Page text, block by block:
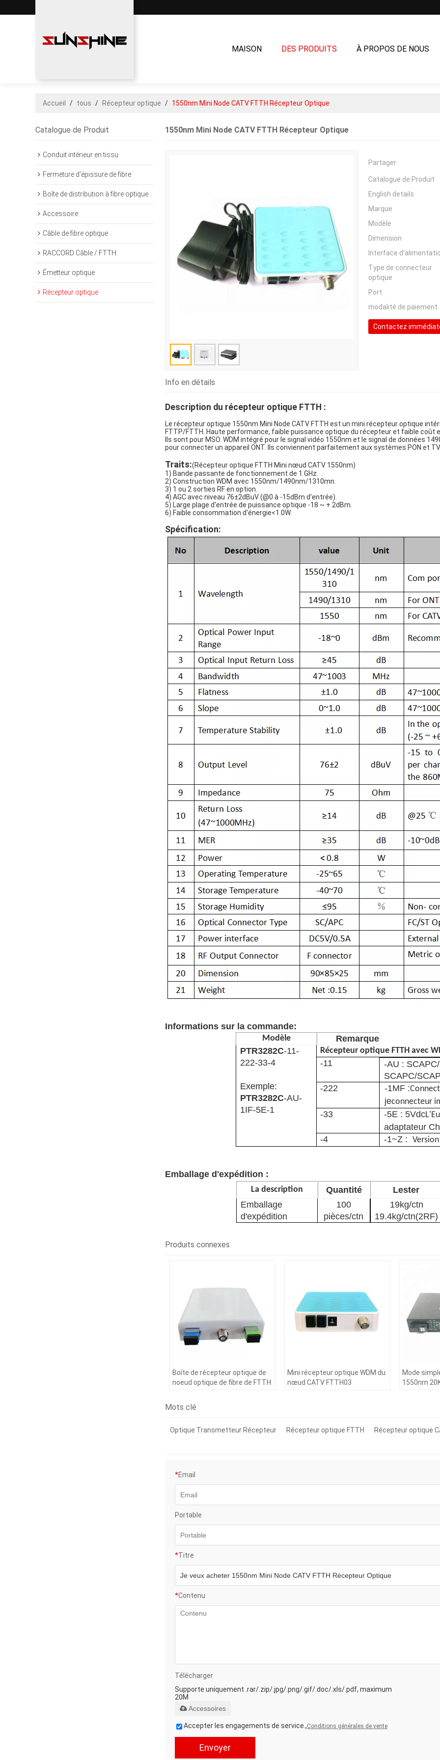
MAISON DES PRODUITS À PROPOS DE NOUS
Accueil / tous / Récepteur optique / 1550nm Mini Node CATV FTTH Récepteur Optique
Catalogue de Produit
Conduit intérieur en tissu
Fermeture d'épissure de fibre
Boîte de distribution à fibre optique
Accessoire
Câble de fibre optique
RACCORD Câble / FTTH
Émetteur optique
Récepteur optique
1550nm Mini Node CATV FTTH Récepteur Optique
Partager
Catalogue de Produit
English details
Marque
Modèle
Dimension
Interface
Type de connecteur
optique
Port
modalité de paiement
Contactez
Info en détails
Description du récepteur optique FTTH :
Le récepteur optique 1550nm Mini Node CATV FTTH est un mini récepteur optique
FTTP/FTTH. Haute performance, faible puissance optique du récepteur et faible coût
Ils sont pour MSO. WDM intégré pour le signal vidéo 1550nm et le signal de données
pour connecter un appareil ONT. Ils conviennent parfaitement aux systèmes PON et
Traits:(Récepteur optique FTTH Mini nœud CATV 1550nm)
1) Bande passante de fonctionnement de 1 GHz.
2) Construction WDM avec 1550nm/1490nm/1310mn.
3) 1 ou 2 sorties RF en option.
4) AGC avec niveau 76±2dBuV (@0 à -15dBm d'entrée).
5) Large plage d'entrée de puissance optique -18 ~ + 2dBm.
6) Faible consommation d'énergie<1.0W.
Spécification:
Informations sur la commande:
Modèle
Remarque
PTR3282C-11-
222-33-4
Exemple:
PTR3282C-AU-
1IF-5E-1
Récepteur optique FTTH avec
-11
-AU :
SCAPC/
-222
-1MF :
jeconnecteur
-33 -5E : 5Vdc
adaptateur
-4
-1~Z :
Emballage d'expédition :
La description Quantité
Lester
Emballage
d'expédition
100
pièces/ctn
19kg/ctn
19.4kg/ctn(2RF)
Produits connexes
Boîte de récepteur optique de
noeud optique de fibre de FTTH
Mini récepteur optique WDM du
nœud CATV FTTH03
Mode
1550nm
Mots clé
Optique Transmetteur Récepteur Récepteur optique FTTH Récepteur optique
*Email
Portable
*Titre
*Contenu
Télécharger
Supporte uniquement .rar/.zip/.jpg/.png/.gif/.doc/.xls/.pdf, maximum
20M
Accessoires
Accepter les engagements de service.,Conditions générales de vente
Envoyer